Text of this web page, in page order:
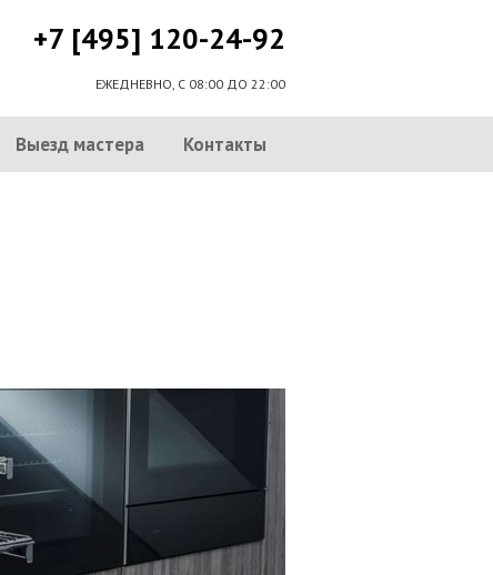
+7 [495] 120-24-92
ЕЖЕДНЕВНО, С 08:00 ДО 22:00
Выезд мастера Контакты